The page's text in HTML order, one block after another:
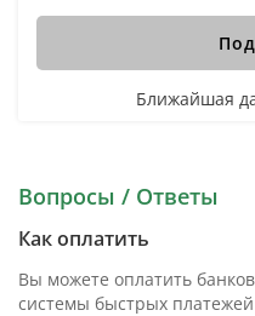
Ближайшая
Вопросы / Ответы
Как оплатить
Вы можете оплатить
системы быстрых